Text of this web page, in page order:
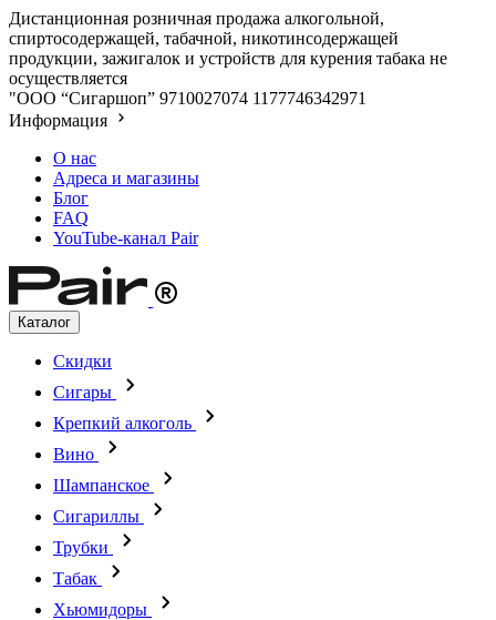
Дистанционная розничная продажа алкогольной,
спиртосодержащей, табачной, никотинсодержащей
продукции, зажигалок и устройств для курения табака не
осуществляется
"ООО “Сигаршоп” 9710027074 1177746342971
Информация
О нас
Адреса и магазины
Блог
FAQ
YouTube-канал Pair
Каталог
Скидки
Сигары
Крепкий алкоголь
Вино
Шампанское
Сигариллы
Трубки
Табак
Хьюмидоры